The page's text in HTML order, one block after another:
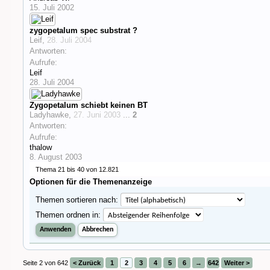
15. Juli 2002
zygopetalum spec substrat ?
Leif, 28. Juli 2004
Antworten:
Aufrufe:
Leif
28. Juli 2004
Zygopetalum schiebt keinen BT
Ladyhawke, 27. Juni 2003 ... 2
Antworten:
Aufrufe:
thalow
8. August 2003
Thema 21 bis 40 von 12.821
Optionen für die Themenanzeige
Themen sortieren nach:
Themen ordnen in:
Seite 2 von 642 < Zurück 1 2 3 4 5 6 → 642 Weiter >